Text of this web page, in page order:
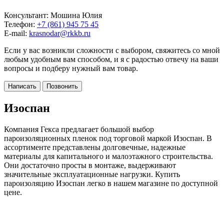
Консультант: Мошина Юлия
Телефон: +7 (861) 945 75 45
E-mail: krasnodar@rkkb.ru
Если у вас возникли сложности с выбором, свяжитесь со мной
любым удобным вам способом, и я с радостью отвечу на ваши
вопросы и подберу нужный вам товар.
Написать Позвонить
Изоспан
Компания Гекса предлагает большой выбор
пароизоляционных пленок под торговой маркой Изоспан. В
ассортименте представлены долговечные, надежные
материалы для капитального и малоэтажного строительства.
Они достаточно просты в монтаже, выдерживают
значительные эксплуатационные нагрузки. Купить
пароизоляцию Изоспан легко в нашем магазине по доступной
цене.